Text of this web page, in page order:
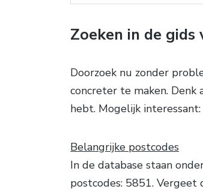
Zoeken in de gids
Doorzoek nu zonder
concreter te maken. Denk
hebt. Mogelijk
Belangrijke postcodes
In de database staan
postcodes: 5851. Vergeet